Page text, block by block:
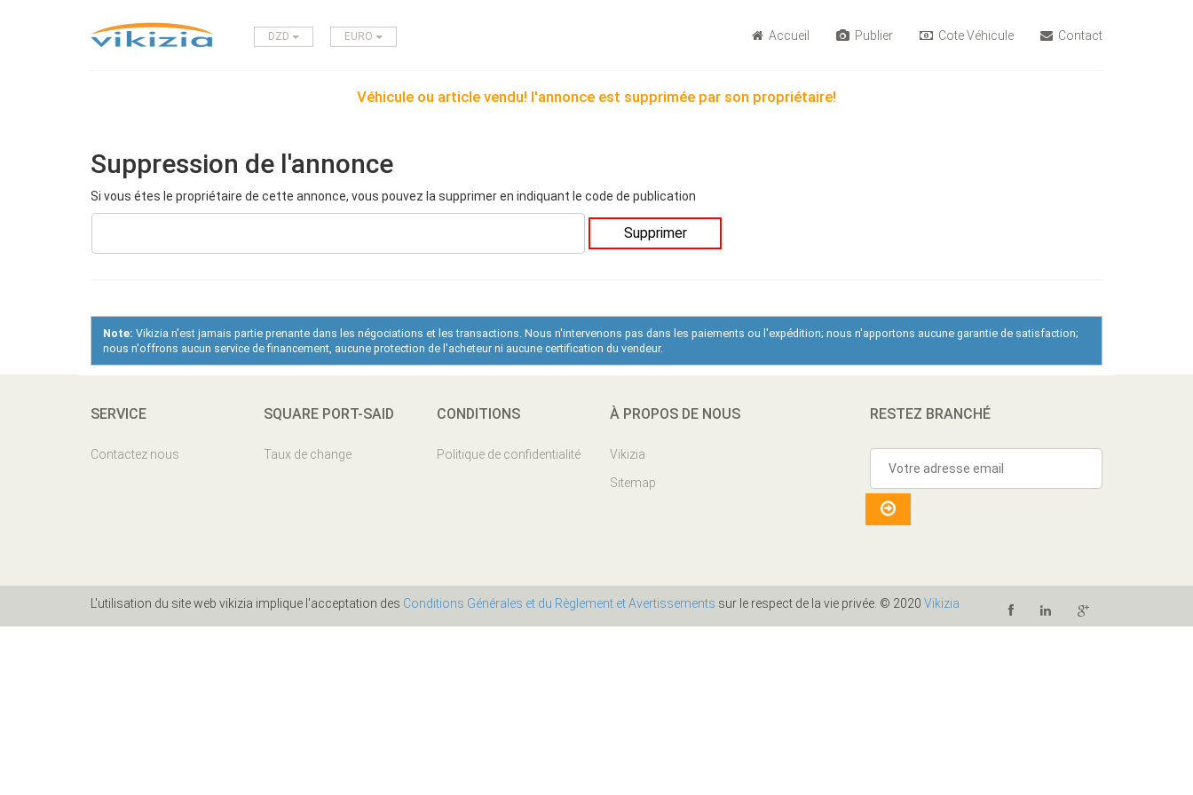
DZD EURO Accueil Publier Cote Véhicule Contact
Véhicule ou article vendu! l'annonce est supprimée par son propriétaire!
Suppression de l'annonce
Si vous étes le propriétaire de cette annonce, vous pouvez la supprimer en indiquant le code de publication
Supprimer
Note: Vikizia n'est jamais partie prenante dans les négociations et les transactions. Nous n'intervenons pas dans les paiements ou l'expédition; nous n'apportons aucune garantie de satisfaction;
nous n'offrons aucun service de financement, aucune protection de l'acheteur ni aucune certification du vendeur.
SERVICE
Contactez nous
SQUARE PORT-SAID
Taux de change
CONDITIONS
Politique de confidentialité
À PROPOS DE NOUS
Vikizia
Sitemap
RESTEZ BRANCHÉ
L'utilisation du site web vikizia implique l'acceptation des Conditions Générales et du Règlement et Avertissements sur le respect de la vie privée. © 2020 Vikizia